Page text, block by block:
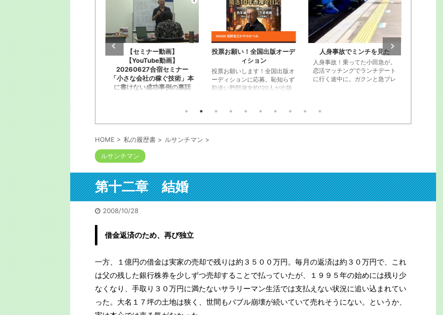
ル投資で家賃年収
とりで)の友人
。15年ぶりに会っ
功してました。群
動産業を1人でや
ん。「事業に行き
こもってる」噂は
々に会うととんで
。 【書評】地方
ッター街が「宝の
。「ビル投資とい
シャンの歩き方」
／書評 ニュー
」サイトより 皆
資、テナント投資
思われるだろう
・戸建てといった
産投資と比べて安
に欠けるので手を
めている方も一定
【セミナー動画】
【YouTube動画】
20260627合宿セミナー
「小さな会社の稼ぐ技術」本
に書けない成功事例の裏話
の経緯の本は以下コメ欄に
投票お願い！全国出版オーデ
投票お願いします！全国出版オ
ーディションに応募。恥知らず
勘違い野郎淑女約120人が出版
るでしょう。自信も出るでしょ
と勇気が出たよ」と。サイトは
は書けます。次回は5月に開催
されます。 https://shuppan-
audition.com/
人身事故でミンチを見た
人身事故！乗ってた小田急が。
恋活マッチングでランチデート
に行く途中に。ガクンと急ブレ
ーキが段階的にかかってストッ
惑。3万人以上に遅延他の影響
たぶん切断されたのだ。職員と
警官？救急員？が慣れた手つき
で拾ってビニール袋へ。が、線
路の敷石ゴロゴロに引っかかっ
栢野克己20250910
HOME > 私の履歴書 > ルサンチマン >
ルサンチマン
第十二章 結婚
2008/10/28
借金返済のため、再び独立
一方、１億円の借金は実家の売却で残りは約３５００万円。毎月の返済は約３０万円で、これ
は父の残した銀行株券を少しずつ売却することで払っていたが、１９９５年の始めには残り少
なくなり、手取り３０万円に満たないサラリーマン生活では支払えない状況に追い込まれてい
った。大名１７坪の土地は狭く、世間もバブル崩壊が続いていて売れそうにない。というか、